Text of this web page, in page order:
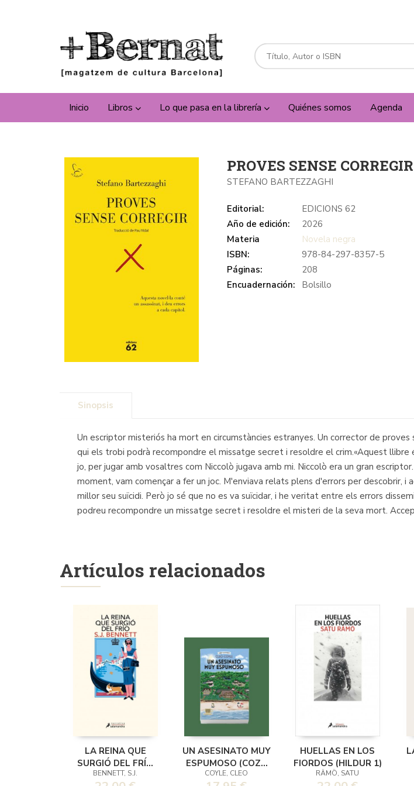
Inicio Libros Lo que pasa en la librería Quiénes somos Agenda
PROVES SENSE CORREGIR
STEFANO BARTEZZAGHI
Editorial:
EDICIONS 62
Año de edición:
2026
Materia
Novela negra
ISBN:
978-84-297-8357-5
Páginas:
208
Encuadernación:
Bolsillo
Sinopsis
Un escriptor misteriós ha mort en circumstàncies estranyes. Un corrector de
qui els trobi podrà recompondre el missatge secret i resoldre el crim.«Aquest llibre
jo, per jugar amb vosaltres com Niccolò jugava amb mi. Niccolò era un gran
moment, vam començar a fer un joc. M'enviava relats plens d'errors per descobrir,
millor seu suïcidi. Però jo sé que no es va suïcidar, i he veritat entre els errors
podreu recompondre un missatge secret i resoldre el misteri de la seva mort.
Artículos relacionados
LA REINA QUE
SURGIÓ DEL FRÍO
(SU MAJESTAD, LA
BENNETT, S.J.
UN ASESINATO MUY
ESPUMOSO (COZY
MYSTERY)
COYLE, CLEO
HUELLAS EN LOS
FIORDOS (HILDUR 1)
RÄMÖ, SATU